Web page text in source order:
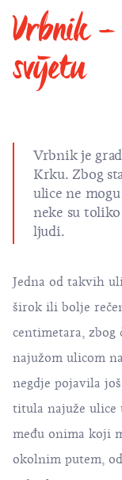
Vrbnik
svijetu
Vrbnik je
Krku. Zbog
ulice ne
neke su
ljudi.
Jedna od takvih
širok ili bolje
centimetara, zbog
najužom ulicom
negdje pojavila
titula najuže
među onima koji
okolnim putem,